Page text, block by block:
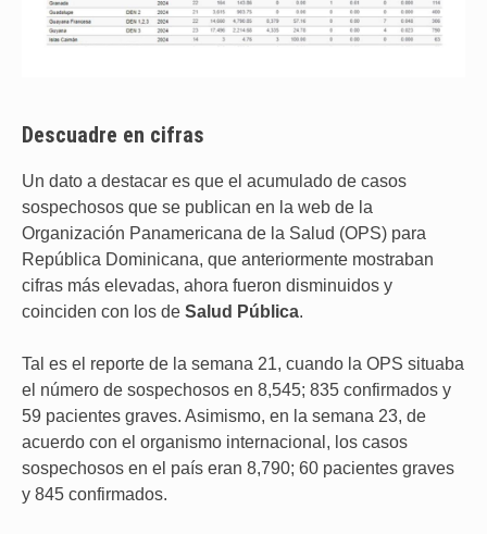
Descuadre en cifras
Un dato a destacar es que el acumulado de casos
sospechosos que se publican en la web de la
Organización Panamericana de la Salud (OPS) para
República Dominicana, que anteriormente mostraban
cifras más elevadas, ahora fueron disminuidos y
coinciden con los de Salud Pública.
Tal es el reporte de la semana 21, cuando la OPS situaba
el número de sospechosos en 8,545; 835 confirmados y
59 pacientes graves. Asimismo, en la semana 23, de
acuerdo con el organismo internacional, los casos
sospechosos en el país eran 8,790; 60 pacientes graves
y 845 confirmados.